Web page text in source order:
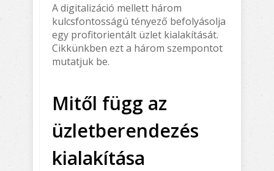
A digitalizáció mellett három
kulcsfontosságú tényező befolyásolja
egy profitorientált üzlet kialakítását.
Cikkünkben ezt a három szempontot
mutatjuk be.
Mitől függ az
üzletberendezés
kialakítása